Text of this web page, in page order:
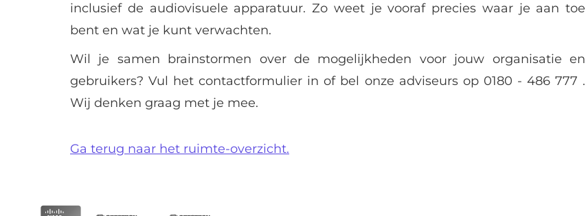
inclusief de audiovisuele apparatuur. Zo weet je vooraf precies waar je aan toe
bent en wat je kunt verwachten.
Wil je samen brainstormen over de mogelijkheden voor jouw organisatie en
gebruikers? Vul het contactformulier in of bel onze adviseurs op 0180 - 486 777 .
Wij denken graag met je mee.
Ga terug naar het ruimte-overzicht.